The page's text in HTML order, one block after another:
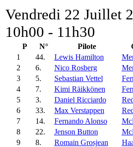
Vendredi 22 Juillet
10h00 - 11h30
P N° Pilote
1
44. Lewis Hamilton
2
6. Nico Rosberg
3
5. Sebastian Vettel
4
7. Kimi Räikkönen
5
3. Daniel Ricciardo
6
33. Max Verstappen
7
14. Fernando Alonso
8
22. Jenson Button
9
8. Romain Grosjean